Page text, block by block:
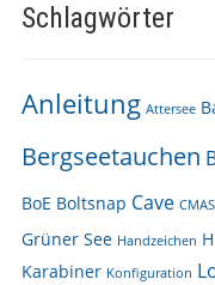
Schlagwörter
Anleitung Attersee
Bergseetauchen
BoE Boltsnap Cave CMAS
Grüner See Handzeichen
Karabiner Konfiguration